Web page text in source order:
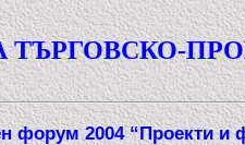
ТЪРГОВСКО-
форум 2004 “Проекти и